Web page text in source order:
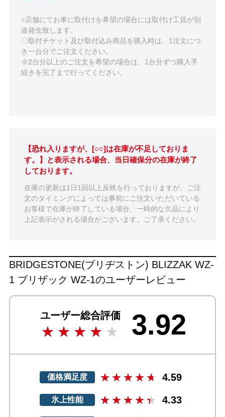
○店舗にてお車に取付けを希望の場合には取付け工賃が別
途発生致します。
〇取付チケット及び取付込み商品を購入時は、1注文につ
き一台分でご注文ください。
※2台分以上のご注文を希望の場合は、1台分ずつ購入手
続きを完了まで行ってください。
【恐れ入りますが、[○○]は在庫が不足しておりま
す。】と表示される場合、当日確保分の在庫が終了
しております。
在庫の更新は1日1回以上反映を行っておりますが、ご注
文のタイミングによっては事前にご注文いただいている
お客様で在庫が終了している場合、一時的な欠品により
上記表示がされる場合がございます。ご了承ください。
BRIDGESTONE(ブリヂストン) BLIZZAK WZ-
1 ブリザック WZ-1のユーザーレビュー
ユーザー総合評価 3.92
価格満足度 4.59
氷上性能 4.33